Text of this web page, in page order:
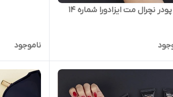
نچرال مت ایزادورا شماره 14
ناموجود